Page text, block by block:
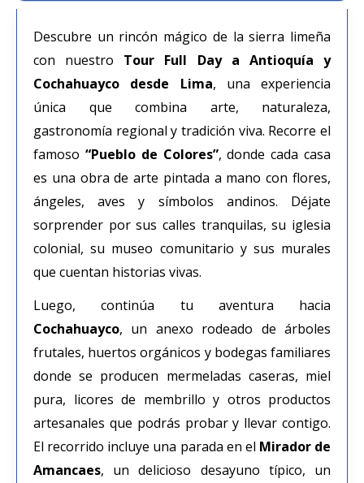
Descubre un rincón mágico de la sierra limeña
con nuestro Tour Full Day a Antioquía y
Cochahuayco desde Lima, una experiencia
única que combina arte, naturaleza,
gastronomía regional y tradición viva. Recorre el
famoso “Pueblo de Colores”, donde cada casa
es una obra de arte pintada a mano con flores,
ángeles, aves y símbolos andinos. Déjate
sorprender por sus calles tranquilas, su iglesia
colonial, su museo comunitario y sus murales
que cuentan historias vivas.
Luego, continúa tu aventura hacia
Cochahuayco, un anexo rodeado de árboles
frutales, huertos orgánicos y bodegas familiares
donde se producen mermeladas caseras, miel
pura, licores de membrillo y otros productos
artesanales que podrás probar y llevar contigo.
El recorrido incluye una parada en el Mirador de
Amancaes, un delicioso desayuno típico, un